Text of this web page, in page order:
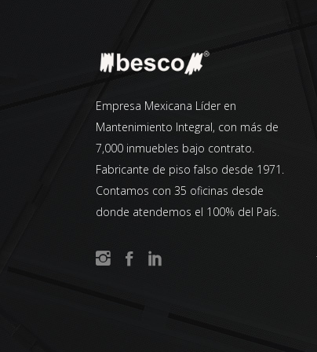
Empresa Mexicana Líder en
Mantenimiento Integral, con más de
7,000 inmuebles bajo contrato.
Fabricante de piso falso desde 1971.
Contamos con 35 oficinas desde
donde atendemos el 100% del País.